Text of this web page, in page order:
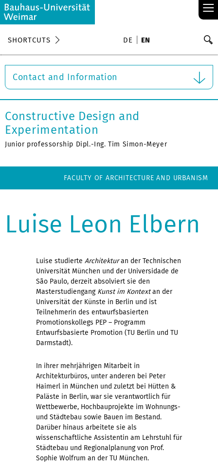
≡
SHORTCUTS DE EN
Contact and Information
Constructive Design and
Experimentation
Junior professorship Dipl.-Ing. Tim Simon-Meyer
FACULTY OF ARCHITECTURE AND URBANISM
Luise Leon Elbern
Luise studierte Architekturan der Technischen
Universität München und der Universidade de
São Paulo, derzeit absolviert sie den
Masterstudiengang Kunst im Kontextan der
Universität der Künste in Berlin und ist
Teilnehmerin des entwurfsbasierten
Promotionskollegs PEP – Programm
Entwurfsbasierte Promotion (TU Berlin und TU
Darmstadt).
In ihrer mehrjährigen Mitarbeit in
Architekturbüros, unter anderen bei Peter
Haimerl in München und zuletzt bei Hütten &
Paläste in Berlin, war sie verantwortlich für
Wettbewerbe, Hochbauprojekte im Wohnungs-
und Städtebau sowie Bauen im Bestand.
Darüber hinaus arbeitete sie als
wissenschaftliche Assistentin am Lehrstuhl für
Städtebau und Regionalplanung von Prof.
Sophie Wolfrum an der TU München.